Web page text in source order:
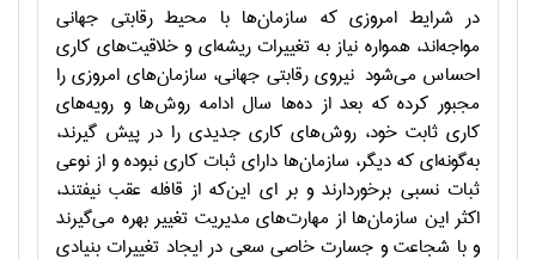
در شرایط امروزی که سازمان‌ها با محیط رقابتی جهانی
مواجه‌اند، همواره نیاز به تغییرات ریشه‌ای و خلاقیت‌های کاری
احساس می‌شود نیروی رقابتی جهانی، سازمان‌های امروزی را
مجبور کرده که بعد از ده‌ها سال ادامه روش‌ها و رویه‌های
کاری ثابت خود، روش‌های کاری جدیدی را در پیش گیرند،
به‌گونه‌ای که دیگر، سازمان‌ها دارای ثبات کاری نبوده و از نوعی
ثبات نسبی برخوردارند و بر ای این‌که از قافله عقب نیفتند،
اکثر این سازمان‌ها از مهارت‌های مدیریت تغییر بهره می‌گیرند
و با شجاعت و جسارت خاصی سعی در ایجاد تغییرات بنیادی